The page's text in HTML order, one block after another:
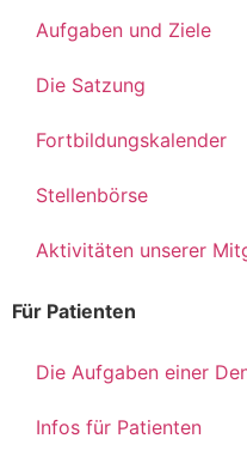
Aufgaben und Ziele
Die Satzung
Fortbildungskalender
Stellenbörse
Aktivitäten unserer
Für Patienten
Die Aufgaben einer
Infos für Patienten